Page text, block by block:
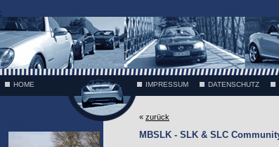
;
HOME IMPRESSUM DATENSCHUTZ
« zurück
MBSLK - SLK & SLC